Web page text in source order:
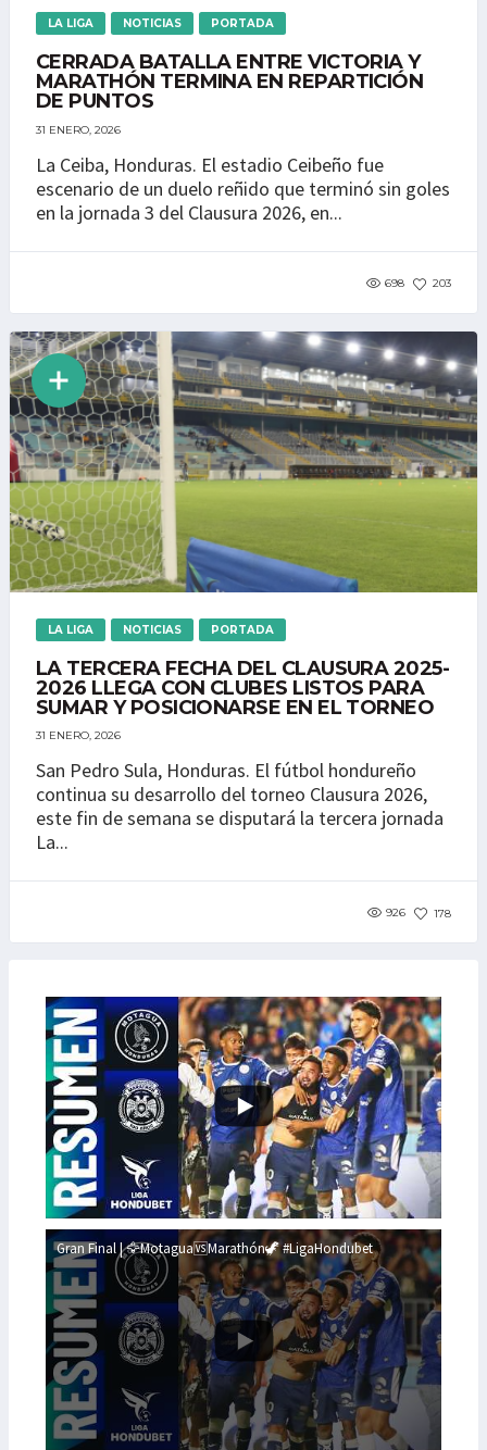
LA LIGA NOTICIAS PORTADA
CERRADA BATALLA ENTRE VICTORIA Y
MARATHÓN TERMINA EN REPARTICIÓN
DE PUNTOS
31 ENERO, 2026
La Ceiba, Honduras. El estadio Ceibeño fue
escenario de un duelo reñido que terminó sin goles
en la jornada 3 del Clausura 2026, en...
698 203
LA LIGA NOTICIAS PORTADA
LA TERCERA FECHA DEL CLAUSURA 2025-
2026 LLEGA CON CLUBES LISTOS PARA
SUMAR Y POSICIONARSE EN EL TORNEO
31 ENERO, 2026
San Pedro Sula, Honduras. El fútbol hondureño
continua su desarrollo del torneo Clausura 2026,
este fin de semana se disputará la tercera jornada
La...
926 178
Gran Final | 🦅Motagua🆚Marathón🦖 #LigaHondubet